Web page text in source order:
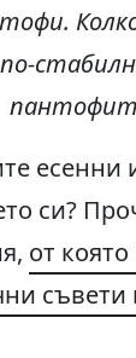
си?
от
съвети